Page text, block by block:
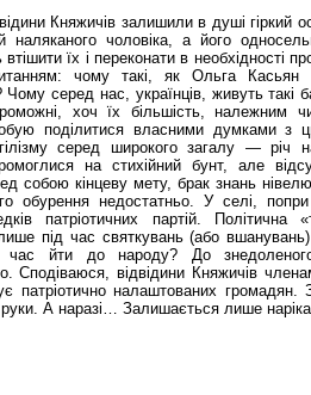
Княжичів залишили в душі
наляканого чоловіка, а його
їх і переконати в необхідності
чому такі, як Ольга Касьян
Чому серед нас, українців, живуть такі
хоч їх більшість, належним
поділитися власними думками з
серед широкого загалу — річ
на стихійний бунт, але
собою кінцеву мету, брак знань
обурення недостатньо. У селі,
патріотичних партій.
під час святкувань (або
йти до народу? До знедоленого,
Сподіваюся, відвідини Княжичів
патріотично налаштованих
А наразі… Залишається лише